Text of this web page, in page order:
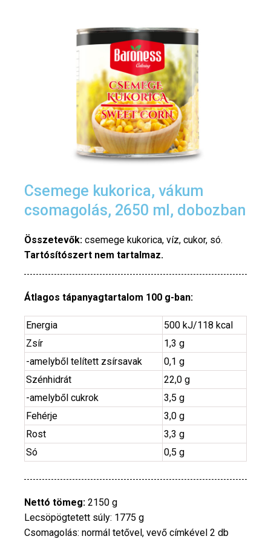
Csemege kukorica, vákum
csomagolás, 2650 ml, dobozban
Összetevők: csemege kukorica, víz, cukor, só.
Tartósítószert nem tartalmaz.
Átlagos tápanyagtartalom 100 g-ban:
Energia
500 kJ/118 kcal
Zsír
1,3 g
-amelyből telített zsírsavak
0,1 g
Szénhidrát
22,0 g
-amelyből cukrok
3,5 g
Fehérje
3,0 g
Rost
3,3 g
Só
0,5 g
Nettó tömeg: 2150 g
Lecsöpögtetett súly: 1775 g
Csomagolás: normál tetővel, vevő címkével 2 db